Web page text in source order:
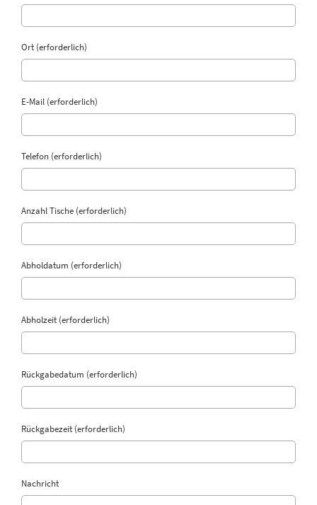
Ort (erforderlich)
E-Mail (erforderlich)
Telefon (erforderlich)
Anzahl Tische (erforderlich)
Abholdatum (erforderlich)
Abholzeit (erforderlich)
Rückgabedatum (erforderlich)
Rückgabezeit (erforderlich)
Nachricht